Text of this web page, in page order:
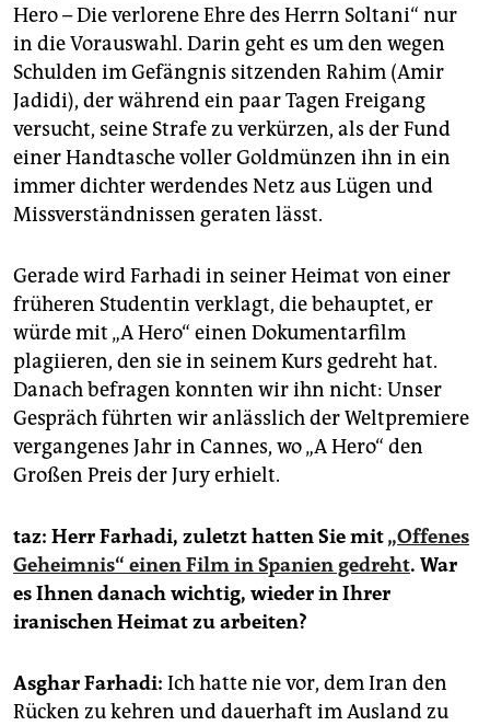
genossenschaft
epaper login
Hero – Die verlorene Ehre des Herrn Soltani“ nur
in die Vorauswahl. Darin geht es um den wegen
Schulden im Gefängnis sitzenden Rahim (Amir
Jadidi), der während ein paar Tagen Freigang
versucht, seine Strafe zu verkürzen, als der Fund
einer Handtasche voller Goldmünzen ihn in ein
immer dichter werdendes Netz aus Lügen und
Missverständnissen geraten lässt.
Gerade wird Farhadi in seiner Heimat von einer
früheren Studentin verklagt, die behauptet, er
würde mit „A Hero“ einen Dokumentarfilm
plagiieren, den sie in seinem Kurs gedreht hat.
Danach befragen konnten wir ihn nicht: Unser
Gespräch führten wir anlässlich der Weltpremiere
vergangenes Jahr in Cannes, wo „A Hero“ den
Großen Preis der Jury erhielt.
taz: Herr Farhadi, zuletzt hatten Sie mit„Offenes
Geheimnis“ einen Film in Spanien gedreht. War
es Ihnen danach wichtig, wieder in Ihrer
iranischen Heimat zu arbeiten?
Asghar Farhadi: Ich hatte nie vor, dem Iran den
Rücken zu kehren und dauerhaft im Ausland zu